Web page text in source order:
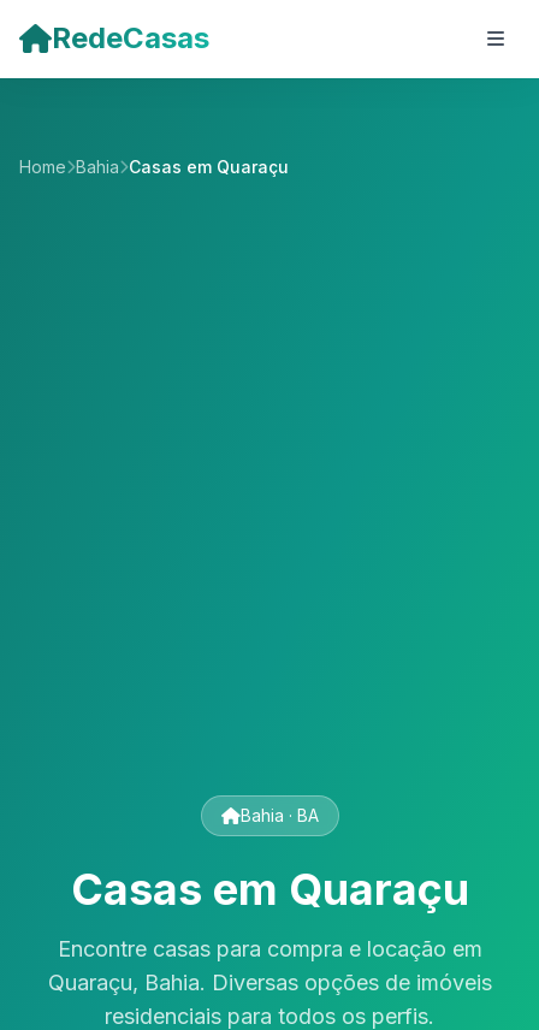
RedeCasas
Home Bahia Casas em Quaraçu
Bahia · BA
Casas em Quaraçu
Encontre casas para compra e locação em
Quaraçu, Bahia. Diversas opções de imóveis
residenciais para todos os perfis.